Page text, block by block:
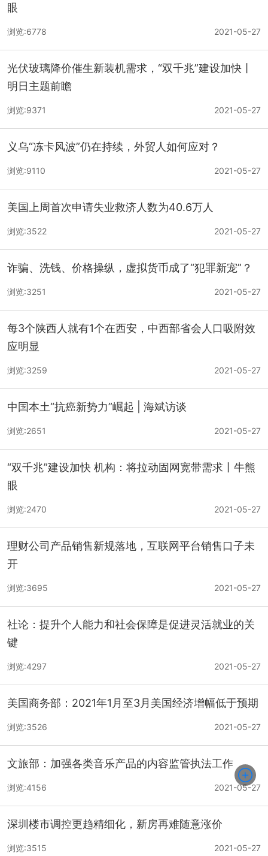
眼
2021-05-27
浏览:6778
光伏玻璃降价催生新装机需求，“双千兆”建设加快丨
明日主题前瞻
2021-05-27
浏览:9371
义乌“冻卡风波”仍在持续，外贸人如何应对？
2021-05-27
浏览:9110
美国上周首次申请失业救济人数为40.6万人
2021-05-27
浏览:3522
诈骗、洗钱、价格操纵，虚拟货币成了“犯罪新宠”？
2021-05-27
浏览:3251
每3个陕西人就有1个在西安，中西部省会人口吸附效
应明显
2021-05-27
浏览:3259
中国本土“抗癌新势力”崛起 | 海斌访谈
2021-05-27
浏览:2651
“双千兆”建设加快 机构：将拉动固网宽带需求丨牛熊
眼
2021-05-27
浏览:2470
理财公司产品销售新规落地，互联网平台销售口子未
开
2021-05-27
浏览:3695
社论：提升个人能力和社会保障是促进灵活就业的关
键
2021-05-27
浏览:4297
美国商务部：2021年1月至3月美国经济增幅低于预期
2021-05-27
浏览:3526
文旅部：加强各类音乐产品的内容监管执法工作
2021-05-27
浏览:4156
深圳楼市调控更趋精细化，新房再难随意涨价
2021-05-27
浏览:3515